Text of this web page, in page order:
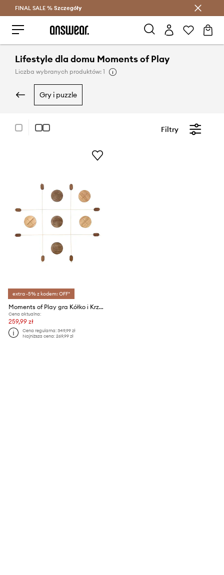
Oszczędzaj z Answear Club >
FINAL SALE % Szczegóły
Lifestyle dla domu Moments of Play
Liczba wybranych produktów: 1
gry i puzzle
Filtry
extra -5% z kodem: OFF*
Moments of Play gra Kółko i Krzyżyk
Cena aktualna:
259,99 zł
Cena regularna:349,99 zł
Najniższa cena:269,99 zł